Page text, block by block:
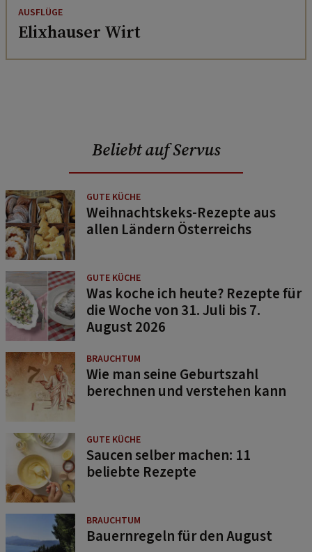
AUSFLÜGE
Elixhauser Wirt
Beliebt auf Servus
GUTE KÜCHE
Weihnachtskeks-Rezepte aus
allen Ländern Österreichs
GUTE KÜCHE
Was koche ich heute? Rezepte für
die Woche von 31. Juli bis 7.
August 2026
BRAUCHTUM
Wie man seine Geburtszahl
berechnen und verstehen kann
GUTE KÜCHE
Saucen selber machen: 11
beliebte Rezepte
BRAUCHTUM
Bauernregeln für den August